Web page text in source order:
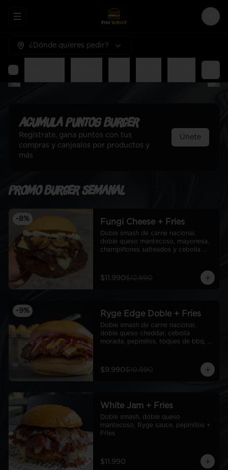
Abrir menu de navegación
¿Dónde quieres pedir?
Promociones
Acumula Puntos Burger
Regístrate, gana puntos con tus
compras y canjealos por productos y
más
Únete
Promo Burger Semanal
-8% Fungi Cheese + Fries
Doble smash de carne nacional,
doble queso mantecoso, mayonesa,
champiñones salteados y cebolla
$11.990$12.990
-9% Ryge Edge Doble + Fries
Doble smash de carne nacional,
doble queso cheddar, cebolla
morada, pepinillos, toques de bbq,
$9.990$10.990
White Jam + Fries
Doble smash, doble queso
mantecoso, Ryge sauce, pepinillos +
Fries
$11.990